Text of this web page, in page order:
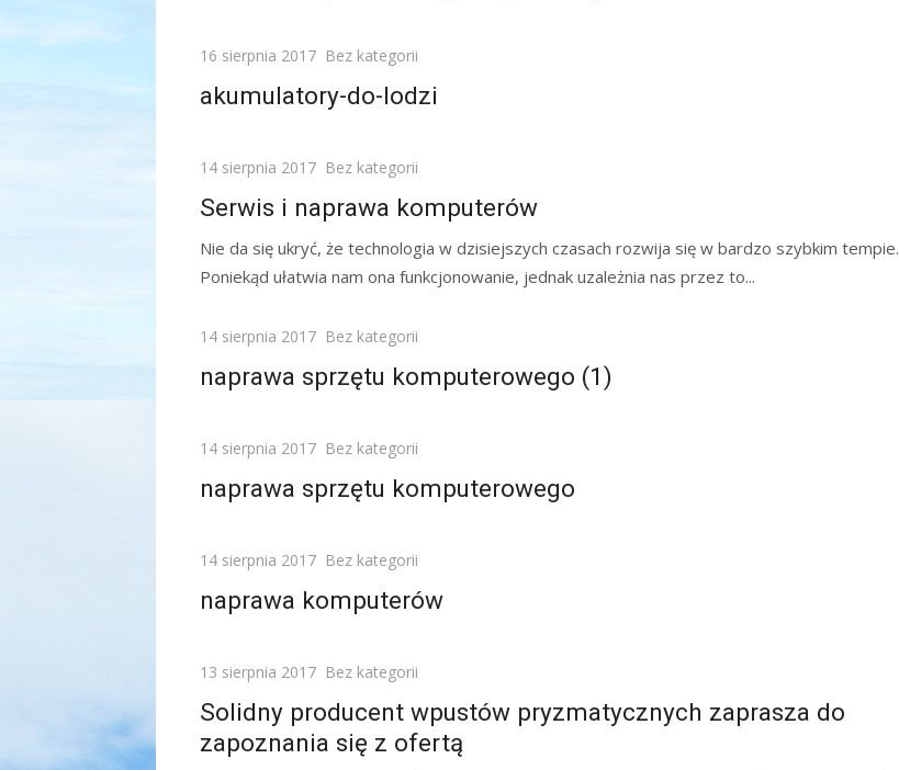
Posted
16 sierpnia 2017 Bez kategorii
akumulatory-do-lodzi
Posted
14 sierpnia 2017 Bez kategorii
Serwis i naprawa komputerów
Nie da się ukryć, że technologia w dzisiejszych czasach rozwija się w bardzo szybkim tempie.
Poniekąd ułatwia nam ona funkcjonowanie, jednak uzależnia nas przez to...
Posted
14 sierpnia 2017 Bez kategorii
naprawa sprzętu komputerowego (1)
Posted
14 sierpnia 2017 Bez kategorii
naprawa sprzętu komputerowego
Posted
14 sierpnia 2017 Bez kategorii
naprawa komputerów
Posted
13 sierpnia 2017 Bez kategorii
Solidny producent wpustów pryzmatycznych zaprasza do
zapoznania się z ofertą